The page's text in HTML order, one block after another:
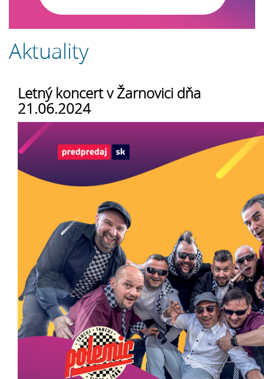
Aktuality
Letný koncert v Žarnovici dňa
21.06.2024